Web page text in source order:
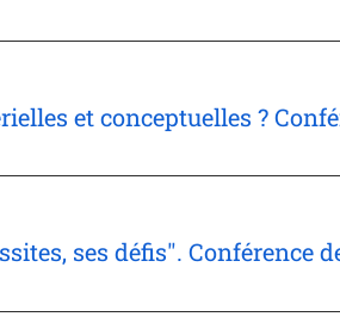
et conceptuelles ?
ses défis". Conférence